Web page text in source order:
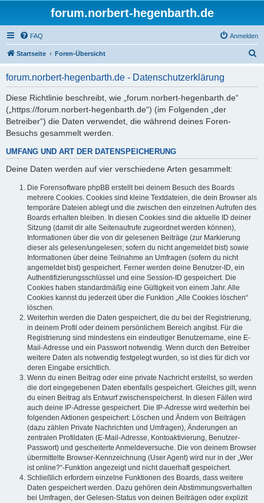
forum.norbert-hegenbarth.de
FAQ Anmelden
Startseite Foren-Übersicht
forum.norbert-hegenbarth.de - Datenschutzerklärung
Diese Richtlinie beschreibt, wie „forum.norbert-hegenbarth.de“
(„https://forum.norbert-hegenbarth.de“) (im Folgenden „der
Betreiber“) die Daten verwendet, die während deines Foren-
Besuchs gesammelt werden.
UMFANG UND ART DER DATENSPEICHERUNG
Deine Daten werden auf vier verschiedene Arten gesammelt:
Die Forensoftware phpBB erstellt bei deinem Besuch des Boards
mehrere Cookies. Cookies sind kleine Textdateien, die dein Browser als
temporäre Dateien ablegt und die zwischen den einzelnen Aufrufen des
Boards erhalten bleiben. In diesen Cookies sind die aktuelle ID deiner
Sitzung (damit dir alle Seitenaufrufe zugeordnet werden können),
Informationen über die von dir gelesenen Beiträge (zur Markierung
dieser als gelesen/ungelesen; sofern du nicht angemeldet bist) sowie
Informationen über deine Teilnahme an Umfragen (sofern du nicht
angemeldet bist) gespeichert. Ferner werden deine Benutzer-ID, ein
Authentifizierungsschlüssel und eine Session-ID gespeichert. Die
Cookies haben standardmäßig eine Gültigkeit von einem Jahr. Alle
Cookies kannst du jederzeit über die Funktion „Alle Cookies löschen“
löschen.
Weiterhin werden die Daten gespeichert, die du bei der Registrierung,
in deinem Profil oder deinem persönlichem Bereich angibst. Für die
Registrierung sind mindestens ein eindeutiger Benutzername, eine E-
Mail-Adresse und ein Passwort notwendig. Wenn durch den Betreiber
weitere Daten als notwendig festgelegt wurden, so ist dies für dich vor
deren Eingabe ersichtlich.
Wenn du einen Beitrag oder eine private Nachricht erstellst, so werden
die dort eingegebenen Daten ebenfalls gespeichert. Gleiches gilt, wenn
du einen Beitrag als Entwurf zwischenspeicherst. In diesen Fällen wird
auch deine IP-Adresse gespeichert. Die IP-Adresse wird weiterhin bei
folgenden Aktionen gespeichert: Löschen und Ändern von Beiträgen
(dazu zählen Private Nachrichten und Umfragen), Änderungen an
zentralen Profildaten (E-Mail-Adresse, Kontoaktivierung, Benutzer-
Passwort) und gescheiterte Anmeldeversuche. Die von deinem Browser
übermittelte Browser-Kennzeichnung (User Agent) wird nur in der „Wer
ist online?“-Funktion angezeigt und nicht dauerhaft gespeichert.
Schließlich erfordern einzelne Funktionen des Boards, dass weitere
Daten gespeichert werden. Dazu gehören dein Abstimmungsverhalten
bei Umfragen, der Gelesen-Status von deinen Beiträgen oder explizit